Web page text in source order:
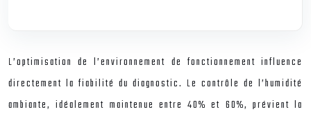
L’optimisation de l’environnement de fonctionnement influence
directement la fiabilité du diagnostic. Le contrôle de l’humidité
ambiante, idéalement maintenue entre 40% et 60%, prévient la